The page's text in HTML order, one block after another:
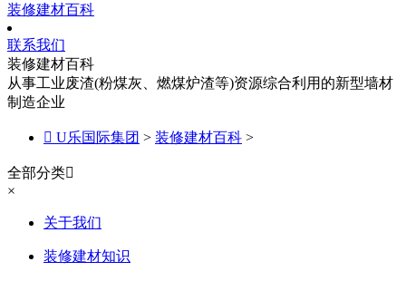
装修建材百科
联系我们
装修建材百科
从事工业废渣(粉煤灰、燃煤炉渣等)资源综合利用的新型墙材
制造企业
 U乐国际集团 > 装修建材百科 >
全部分类
×
关于我们
装修建材知识